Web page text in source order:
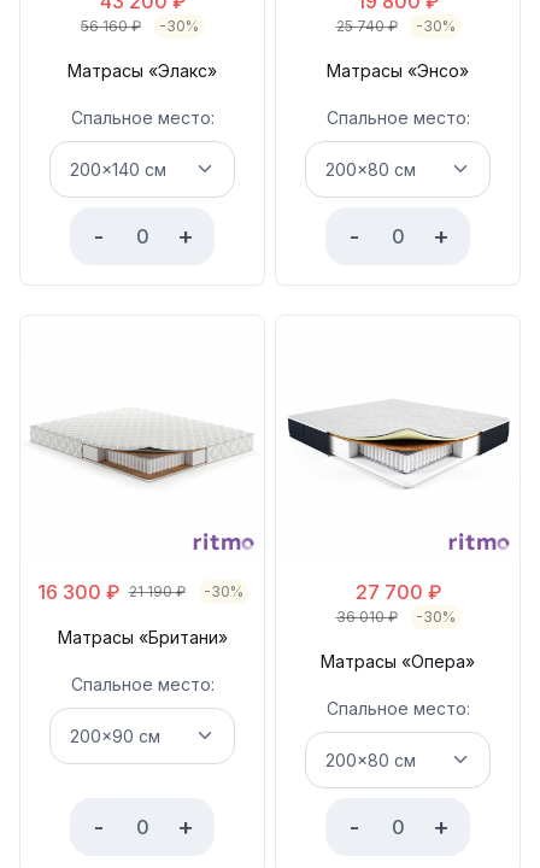
56 160₽ -30%
Матрасы «Элакс»
Спальное место:
- +
25 740₽ -30%
Матрасы «Энсо»
Спальное место:
- +
16 300 ₽ 21 190₽ -30%
Матрасы «Британи»
Спальное место:
- +
27 700 ₽
36 010₽ -30%
Матрасы «Опера»
Спальное место:
- +